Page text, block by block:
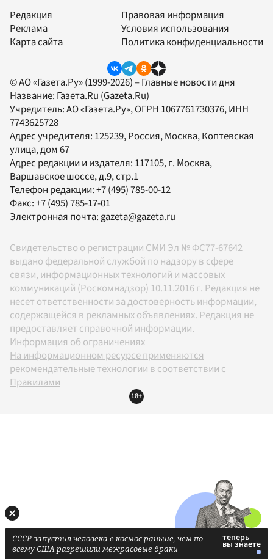
Редакция
Реклама
Карта сайта
Правовая информация
Условия использования
Политика конфиденциальности
© АО «Газета.Ру» (1999-2026) – Главные новости дня
Название: Газета.Ru (Gazeta.Ru)
Учредитель:АО «Газета.Ру», ОГРН 1067761730376, ИНН
7743625728
Адрес учредителя: 125239, Россия, Москва, Коптевская
улица, дом 67
Адрес редакции и издателя: 117105, г. Москва,
Варшавское шоссе, д.9, стр.1
Телефон редакции:+7 (495) 785-00-12
Факс:+7 (495) 785-17-01
Электронная почта:gazeta@gazeta.ru
Свидетельство о регистрации СМИ Эл № ФС77-67642
выдано федеральной службой по надзору в сфере
связи, информационных технологий и массовых
коммуникаций (Роскомнадзор) 10.11.2016 г. Редакция не
несет ответственности за достоверность информации,
содержащейся в рекламных объявлениях. Редакция не
предоставляет справочной информации.
Информация об ограничениях
На информационном ресурсе применяются
рекомендательные технологии в соответствии с
Правилами
18+
СССР запустил человека в космос раньше, чем по
всему США разрешили межрасовые браки